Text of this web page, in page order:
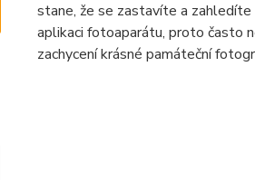
stane, že se zastavíte a
aplikaci fotoaparátu, proto často
zachycení krásné památeční